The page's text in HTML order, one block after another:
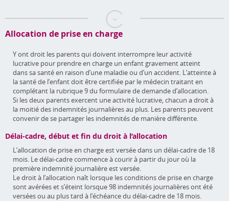
Allocation de prise en charge
Y ont droit les parents qui doivent interrompre leur activité
lucrative pour prendre en charge un enfant gravement atteint
dans sa santé en raison d’une maladie ou d’un accident. L’atteinte à
la santé de l’enfant doit être certifiée par le médecin traitant en
complétant la rubrique 9 du formulaire de demande d’allocation.
Si les deux parents exercent une activité lucrative, chacun a droit à
la moitié des indemnités journalières au plus. Les parents peuvent
convenir de se partager les indemnités de manière différente.
Délai-cadre, début et fin du droit à l’allocation
L’allocation de prise en charge est versée dans un délai-cadre de 18
mois. Le délai-cadre commence à courir à partir du jour où la
première indemnité journalière est versée.
Le droit à l’allocation naît lorsque les conditions de prise en charge
sont avérées et s’éteint lorsque 98 indemnités journalières ont été
versées ou au plus tard à l’échéance du délai-cadre de 18 mois.